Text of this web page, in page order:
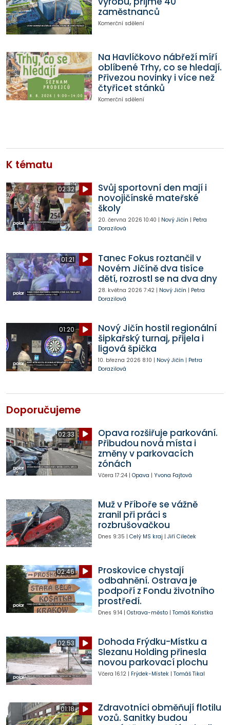
zaměstnanců
Komerční sdělení
Na Havlíčkovo nábřeží míří
oblíbené Trhy, co se hledají.
Přivezou novinky i více než
čtyřicet stánků
Komerční sdělení
K tématu
02:32
Svůj sportovní den mají i
novojičínské mateřské
školy
20. června 2026 10:40 | Nový Jičín | Petra
Dorazilová
01:21
Tanec Fokus roztančil v
Novém Jičíně dva tisíce
dětí, rozrostl se na dva dny
28. května 2026 7:42| Nový Jičín | Petra
Dorazilová
01:20
Nový Jičín hostil regionální
šipkařský turnaj, přijela i
ligová špička
10. března 2026 8:10 | Nový Jičín | Petra
Dorazilová
Doporučujeme
02:33
Opava rozšiřuje parkování.
Přibudou nová místa i
změny v parkovacích
zónách
Včera 17:24| Opava | Yvona Fajtová
Muž v Příboře se vážně
zranil při práci s
rozbrušovačkou
Dnes 9:35 | Celý MS kraj | Jiří Cileček
02:46
Proskovice chystají
odbahnění. Ostrava je
podpoří z Fondu životního
prostředí.
Dnes 9:14| Ostrava-město| Tomáš Kořistka
02:53
Dohoda Frýdku-Místku a
Slezanu Holding přinesla
novou parkovací plochu
Včera 16:12| Frýdek-Místek| Tomáš Tikal
01:18
Zdravotníci obměňují flotilu
vozů. Sanitky budou